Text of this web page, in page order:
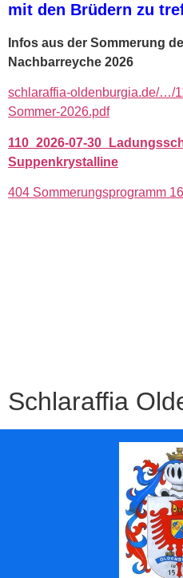
mit den Brüdern zu
Infos aus der Sommerung
Nachbarreyche 2026
schlaraffia-oldenburgia.de/…/
Sommer-2026.pdf
110_2026-07-
Suppenkrystalline
404 Sommerungsprogramm
Schlaraffia